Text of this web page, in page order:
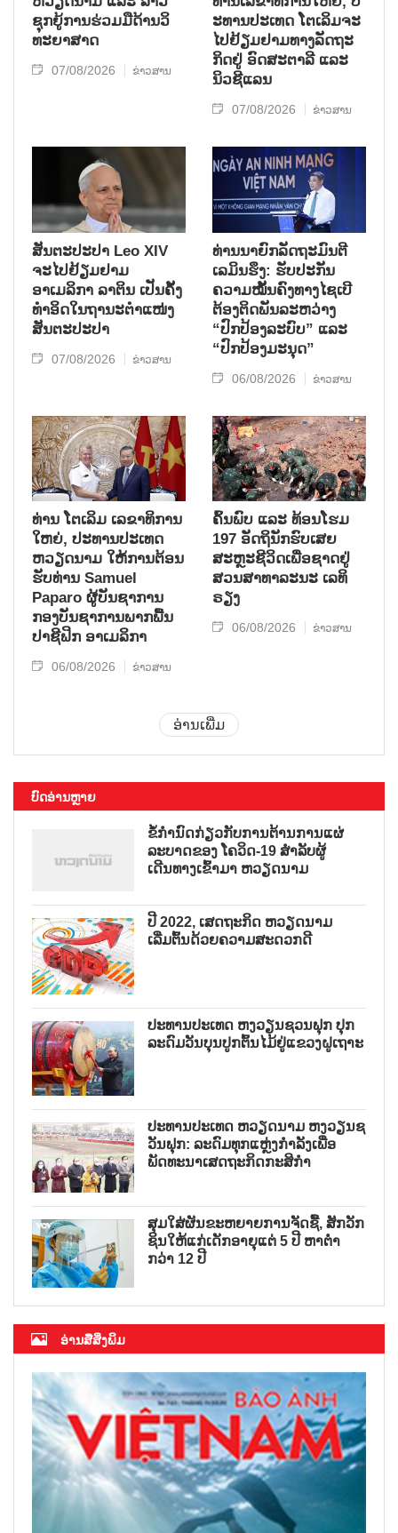
ຊຸກ​ຍູ້​ການ​ຮ່ວມ​ມື​ດ້ານວ​ິ​
ທະ​ຍາ​ສາດ
07/08/2026 ຂ່າວສານ
ະ​ທານ​ປະ​ເທດ ໂຕ​ເລິມ​ຈະ​
ໄປ​ຢ້ຽມ​ຢາມ​ທາງ​ລັດ​ຖະ​
ກິດ​ຢູ່ ອົດ​ສະ​ຕາ​ລີ ແລະ
ນິວ​ຊີ​ແລນ
07/08/2026 ຂ່າວສານ
ສັນຕະປະປາ Leo XIV
ຈະໄປຢ້ຽມຢາມ
ອາເມລິກາ ລາຕິນ ເປັນຄັ້ງ
ທຳອິດໃນຖານະຕຳແໜ່ງ
ສັນຕະປະປາ
07/08/2026 ຂ່າວສານ
ທ່ານນາຍົກລັດຖະມົນຕີ
ເລມິນຮຶງ: ຮັບປະກັນ
ຄວາມໝັ້ນຄົງທາງໄຊເບີ
ຕ້ອງຕິດພັນລະຫວ່າງ
“ປົກປ້ອງລະບົບ” ແລະ
“ປົກປ້ອງມະນຸດ”
06/08/2026 ຂ່າວສານ
ທ່ານ ໂຕ​ເລິມ ເລ​ຂາ​ທິ​ການ​
ໃຫຍ່, ປະ​ທານ​ປະ​ເທດ ​
ຫວຽດ​ນາມ ໃຫ້​ການ​ຕ້ອນ​
ຮັບ​ທ່ານ Samuel
Paparo ຜູ້​ບັນ​ຊາ​ການ
ກອງ​ບັນ​ຊາ​ການພາກ​ພື້ນ​
ປາ​ຊີ​ຟິກ ອາ​ເມ​ລິ​ກາ
06/08/2026 ຂ່າວສານ
ຄົ້ນ​ພົບ ແລະ ທ້ອນ​ໂຮມ
197 ອັດ​ຖິ​ນັກ​ຮົບ​ເສຍ​
ສະຫຼະ​ຊີ​ວິດ​ເພື່ອ​ຊາດ​ຢູ່​
ສວນ​ສາ​ທາ​ລະ​ນະ ເລ​ທິ​
ຣຽງ
06/08/2026 ຂ່າວສານ
ອ່ານເພີ່ມ
ບົດອ່ານຫຼາຍ
ຂໍ້ກຳນົດກ່ຽວກັບການຕ້ານການແຜ່
ລະບາດຂອງ ໂຄວິດ-19 ສຳລັບຜູ້
ເດີນທາງເຂົ້າມາ ຫວຽດນາມ
ປີ 2022, ເສດຖະກິດ ຫວຽດນາມ
ເລີ່ມຕົ້ນດ້ວຍຄວາມສະດວກດີ
ປະທານປະເທດ ຫງວຽນຊວນຟຸກ ປຸກ
ລະດົມວັນບຸນປູກຕົ້ນໄມ້ຢູ່ແຂວງຝູເຖາະ
ປະທານປະເທດ ຫວຽດນາມ ຫງວຽນຊ
ວັນຟຸກ: ລະດົມທຸກແຫຼ່ງກຳລັງເພື່ອ
ພັດທະນາເສດຖະກິດກະສິກຳ
ສຸມໃສ່ຜັນຂະຫຍາຍການຈັດຊື້, ສັກວັກ
ຊິນໃຫ້ແກ່ເດັກອາຍຸແຕ່ 5 ປີ ຫາຕ່ຳ
ກວ່າ 12 ປີ
ອ່ານສື່ສິ່ງພິມ